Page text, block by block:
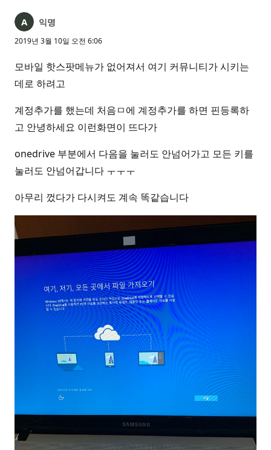
익명
2019년 3월 10일 오전 6:06
모바일 핫스팟메뉴가 없어져서 여기 커뮤니티가 시키는
데로 하려고
계정추가를 했는데 처음ㅁ에 계정추가를 하면 핀등록하
고 안녕하세요 이런화면이 뜨다가
onedrive 부분에서 다음을 눌러도 안넘어가고 모든 키를
눌러도 안넘어갑니다 ㅜㅜㅜ
아무리 껐다가 다시켜도 계속 똑같습니다